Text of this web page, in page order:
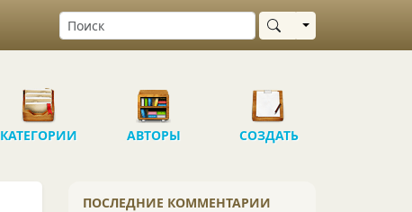
Выбрать область
КАТЕГОРИИ АВТОРЫ СОЗДАТЬ
ПОСЛЕДНИЕ КОММЕНТАРИИ